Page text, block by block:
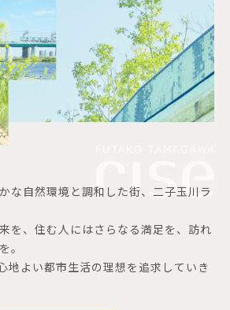
な自然環境と調和した街、二子玉川ラ
を、住む人にはさらなる満足を、訪れ
。
地よい都市生活の理想を追求していき